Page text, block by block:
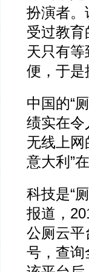
扮演者。
受过教
天只有
便，于是
中国的“
绩实在令
无线上网
意大利”
科技是“
报道，
公厕云平
号，查询